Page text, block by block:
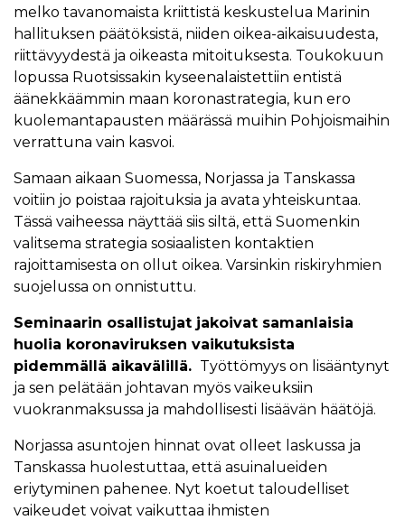
melko tavanomaista kriittistä keskustelua Marinin
hallituksen päätöksistä, niiden oikea-aikaisuudesta,
riittävyydestä ja oikeasta mitoituksesta. Toukokuun
lopussa Ruotsissakin kyseenalaistettiin entistä
äänekkäämmin maan koronastrategia, kun ero
kuolemantapausten määrässä muihin Pohjoismaihin
verrattuna vain kasvoi.
Samaan aikaan Suomessa, Norjassa ja Tanskassa
voitiin jo poistaa rajoituksia ja avata yhteiskuntaa.
Tässä vaiheessa näyttää siis siltä, että Suomenkin
valitsema strategia sosiaalisten kontaktien
rajoittamisesta on ollut oikea. Varsinkin riskiryhmien
suojelussa on onnistuttu.
Seminaarin osallistujat jakoivat samanlaisia
huolia koronaviruksen vaikutuksista
pidemmällä aikavälillä. Työttömyys on lisääntynyt
ja sen pelätään johtavan myös vaikeuksiin
vuokranmaksussa ja mahdollisesti lisäävän häätöjä.
Norjassa asuntojen hinnat ovat olleet laskussa ja
Tanskassa huolestuttaa, että asuinalueiden
eriytyminen pahenee. Nyt koetut taloudelliset
vaikeudet voivat vaikuttaa ihmisten